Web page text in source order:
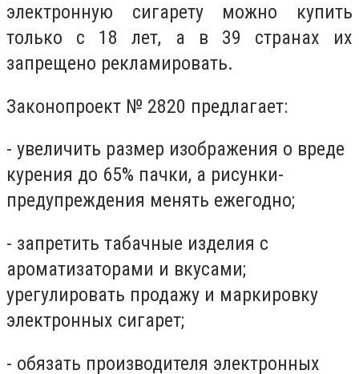
электронную сигарету можно купить
только с 18 лет, а в 39 странах их
запрещено рекламировать.
Законопроект № 2820 предлагает:
- увеличить размер изображения о вреде
курения до 65% пачки, а рисунки-
предупреждения менять ежегодно;
- запретить табачные изделия с
ароматизаторами и вкусами;
урегулировать продажу и маркировку
электронных сигарет;
- обязать производителя электронных